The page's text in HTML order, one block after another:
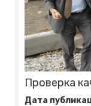
Проверка
Дата